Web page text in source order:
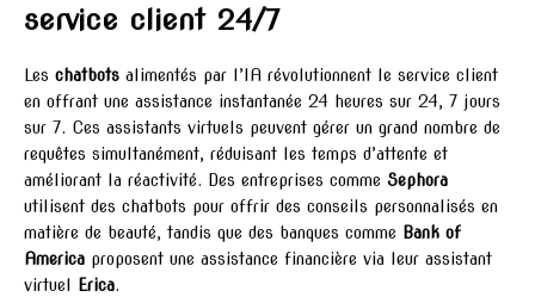
service client 24/7
Les chatbots alimentés par l’IA révolutionnent le service client
en offrant une assistance instantanée 24 heures sur 24, 7 jours
sur 7. Ces assistants virtuels peuvent gérer un grand nombre de
requêtes simultanément, réduisant les temps d’attente et
améliorant la réactivité. Des entreprises comme Sephora
utilisent des chatbots pour offrir des conseils personnalisés en
matière de beauté, tandis que des banques comme Bank of
America proposent une assistance financière via leur assistant
virtuel
Erica.